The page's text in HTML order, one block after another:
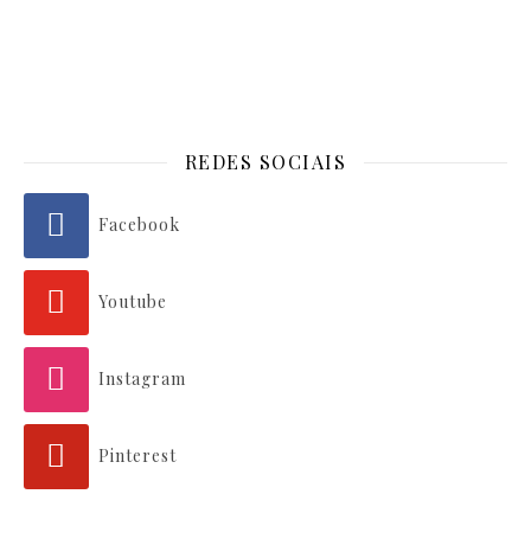
REDES SOCIAIS
Facebook
Youtube
Instagram
Pinterest